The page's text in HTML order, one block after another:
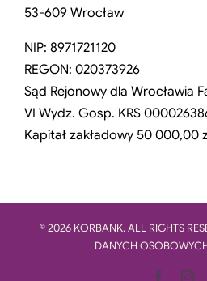
53-609 Wrocław
NIP: 8971721120
REGON: 020373926
Sąd Rejonowy dla Wrocławia
VI Wydz. Gosp. KRS
Kapitał zakładowy 50 000,00
© 2026 KORBANK. ALL RIGHTS
DANYCH
Facebook